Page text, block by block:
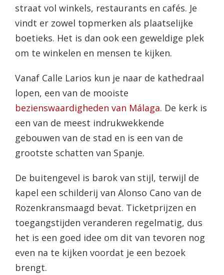
straat vol winkels, restaurants en cafés. Je
vindt er zowel topmerken als plaatselijke
boetieks. Het is dan ook een geweldige plek
om te winkelen en mensen te kijken.
Vanaf Calle Larios kun je naar de kathedraal
lopen, een van de mooiste
bezienswaardigheden van Málaga. De kerk is
een van de meest indrukwekkende
gebouwen van de stad en is een van de
grootste schatten van Spanje.
De buitengevel is barok van stijl, terwijl de
kapel een schilderij van Alonso Cano van de
Rozenkransmaagd bevat. Ticketprijzen en
toegangstijden veranderen regelmatig, dus
het is een goed idee om dit van tevoren nog
even na te kijken voordat je een bezoek
brengt.